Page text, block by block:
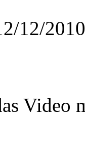
12/
Video